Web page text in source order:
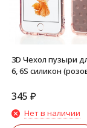
3D Чехол пузыри
6, 6S силикон
345 ₽
Нет в наличии